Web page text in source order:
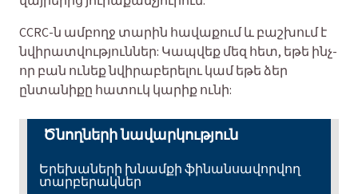
CCRC-ն ամբողջ տարին հավաքում և բաշխում է
նվիրատվություններ: Կապվեք մեզ հետ, եթե ինչ-
որ բան ունեք նվիրաբերելու կամ եթե ձեր
ընտանիքը հատուկ կարիք ունի:
Ծնողների նավարկություն
Երեխաների խնամքի ֆինանսավորվող
տարբերակներ